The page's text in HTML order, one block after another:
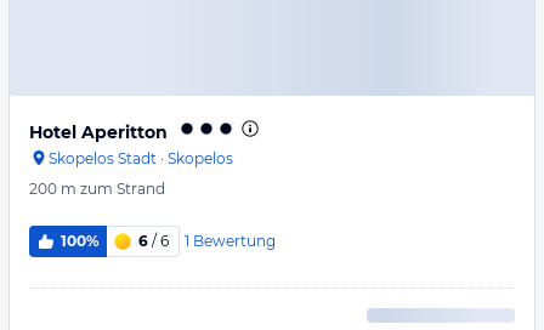
Hotel Aperitton
Skopelos Stadt · Skopelos
200 m zum Strand
100% 6 / 6 1 Bewertung